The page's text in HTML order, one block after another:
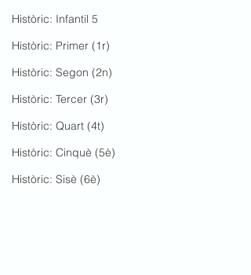
Històric: Infantil 5
Històric: Primer (1r)
Històric: Segon (2n)
Històric: Tercer (3r)
Històric: Quart (4t)
Històric: Cinquè (5è)
Històric: Sisè (6è)